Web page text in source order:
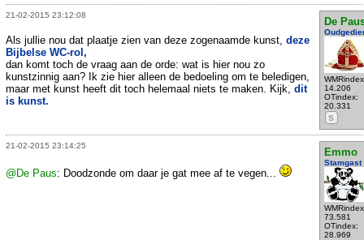
21-02-2015 23:12:08
De
14.206
OTindex:
20.331
S
Als jullie nou dat plaatje zien van deze zogenaamde kunst, deze
Bijbelse WC-rol,
dan komt toch de vraag aan de orde: wat is hier nou zo
kunstzinnig aan? Ik zie hier alleen de bedoeling om te beledigen,
maar met kunst heeft dit toch helemaal niets te maken. Kijk, dit
is kunst.
21-02-2015 23:14:25
Emmo
Stamgast
73.581
OTindex:
28.969
@De Paus: Doodzonde om daar je gat mee af te vegen...